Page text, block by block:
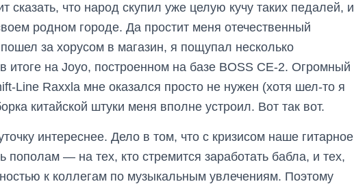
сказать, что народ скупил уже целую кучу таких педалей, и
родном городе. Да простит меня отечественный
за хорусом в магазин, я пощупал несколько
итоге на Joyo, построенном на базе BOSS CE-2. Огромный
Line Raxxla мне оказался просто не нужен (хотя шел-то я
китайской штуки меня вполне устроил. Вот так вот.
интереснее. Дело в том, что с кризисом наше гитарное
пополам — на тех, кто стремится заработать бабла, и тех,
к коллегам по музыкальным увлечениям. Поэтому